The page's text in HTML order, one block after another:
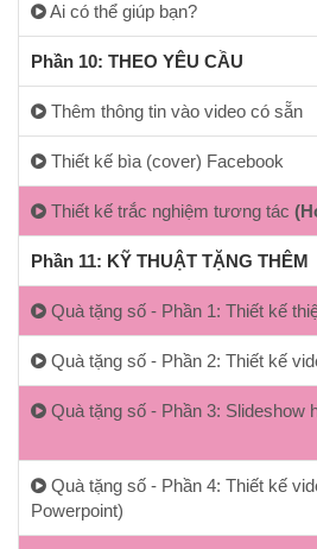
Ai có thể giúp bạn?
Phần 10: THEO YÊU CẦU
Thêm thông tin vào video có sẵn
Thiết kế bìa (cover) Facebook
Thiết kế trắc nghiệm tương tác
Phần 11: KỸ THUẬT TẶNG THÊM
Quà tặng số - Phần 1: Thiết kế
Quà tặng số - Phần 2: Thiết kế
Quà tặng số - Phần 3: Slideshow
Quà tặng số - Phần 4: Thiết kế
Powerpoint)